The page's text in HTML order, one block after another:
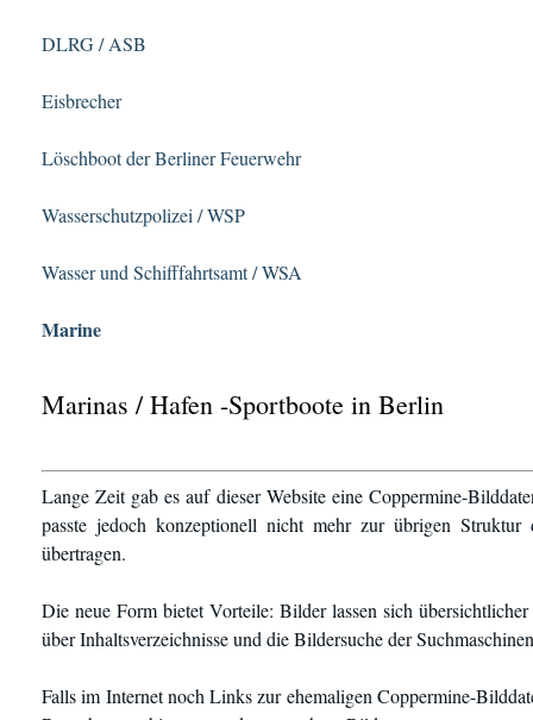
DLRG / ASB
Eisbrecher
Löschboot der Berliner Feuerwehr
Wasserschutzpolizei / WSP
Wasser und Schifffahrtsamt / WSA
Marine
Marinas / Hafen -Sportboote in Berlin
Lange Zeit gab es auf dieser Website eine Coppermine-
passte jedoch konzeptionell nicht mehr zur übrigen
übertragen.
Die neue Form bietet Vorteile: Bilder lassen sich
über Inhaltsverzeichnisse und die Bildersuche der
Falls im Internet noch Links zur ehemaligen Coppermine-